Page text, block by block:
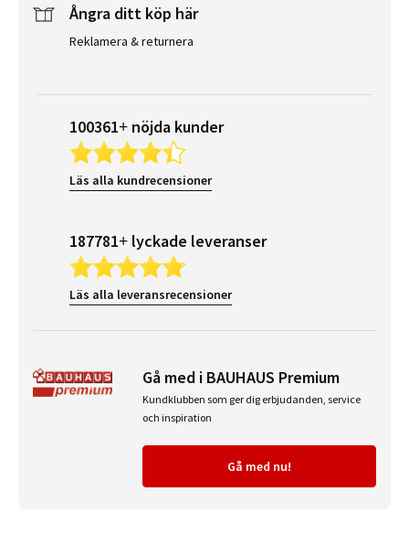
Ångra ditt köp här
Reklamera & returnera
100361+ nöjda kunder
Läs alla kundrecensioner
187781+ lyckade leveranser
Läs alla leveransrecensioner
Gå med i BAUHAUS Premium
Kundklubben som ger dig erbjudanden, service
och inspiration
Gå med nu!